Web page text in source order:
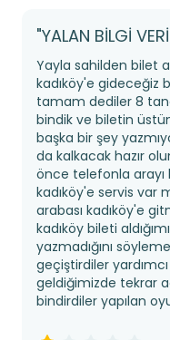
"YALAN BİLGİ
Yayla sahilden bilet
kadıköy'e gideceğiz
tamam dediler 8
bindik ve biletin
başka bir şey
da kalkacak hazır
önce telefonla arayı
kadıköy'e servis var
arabası kadıköy'e
kadıköy bileti
yazmadığını
geçiştirdiler
geldiğimizde tekrar
bindirdiler yapılan